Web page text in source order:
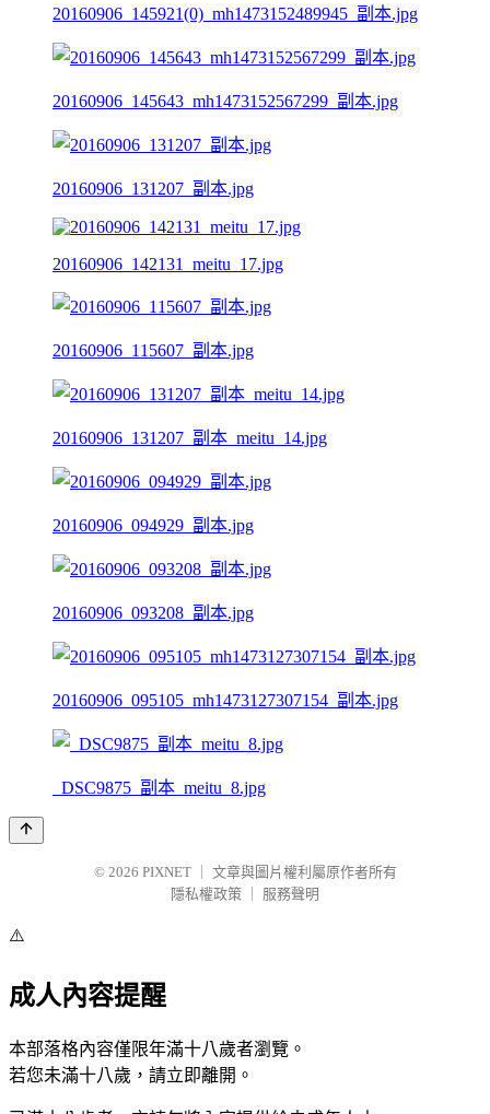
20160906_145921(0)_mh1473152489945_副本.jpg
20160906_145643_mh1473152567299_副本.jpg
20160906_131207_副本.jpg
20160906_142131_meitu_17.jpg
20160906_115607_副本.jpg
20160906_131207_副本_meitu_14.jpg
20160906_094929_副本.jpg
20160906_093208_副本.jpg
20160906_095105_mh1473127307154_副本.jpg
_DSC9875_副本_meitu_8.jpg
© 2026 PIXNET
文章與圖片權利屬原作者所有
隱私權政策
服務聲明
⚠️
成人內容提醒
本部落格內容僅限年滿十八歲者瀏覽。
若您未滿十八歲，請立即離開。